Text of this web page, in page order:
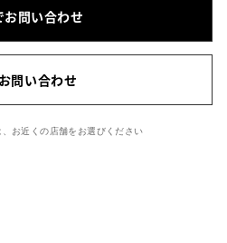
お問い合わせ
問い合わせ
お近くの店舗をお選びください